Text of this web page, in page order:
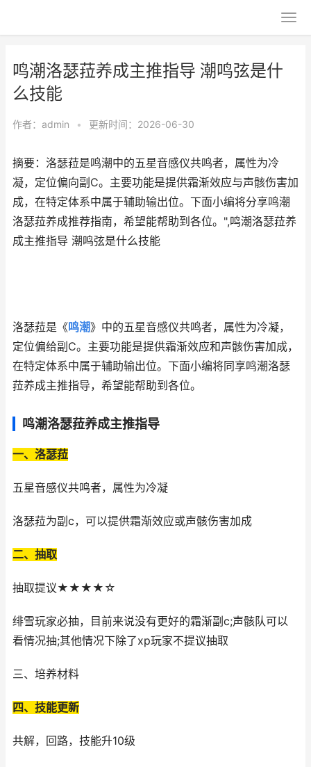
鸣潮洛瑟菈养成主推指导 潮鸣弦是什
么技能
作者： admin • 更新时间：2026-06-30
摘要：洛瑟菈是鸣潮中的五星音感仪共鸣者，属性为冷
凝，定位偏向副C。主要功能是提供霜渐效应与声骸伤害加
成，在特定体系中属于辅助输出位。下面小编将分享鸣潮
洛瑟菈养成推荐指南，希望能帮助到各位。",鸣潮洛瑟菈养
成主推指导 潮鸣弦是什么技能
洛瑟菈是《鸣潮》中的五星音感仪共鸣者，属性为冷凝，
定位偏给副C。主要功能是提供霜渐效应和声骸伤害加成，
在特定体系中属于辅助输出位。下面小编将同享鸣潮洛瑟
菈养成主推指导，希望能帮助到各位。
鸣潮洛瑟菈养成主推指导
一、洛瑟菈
五星音感仪共鸣者，属性为冷凝
洛瑟菈为副c，可以提供霜渐效应或声骸伤害加成
二、抽取
抽取提议★★★★☆
绯雪玩家必抽，目前来说没有更好的霜渐副c;声骸队可以
看情况抽;其他情况下除了xp玩家不提议抽取
三、培养材料
四、技能更新
共解，回路，技能升10级